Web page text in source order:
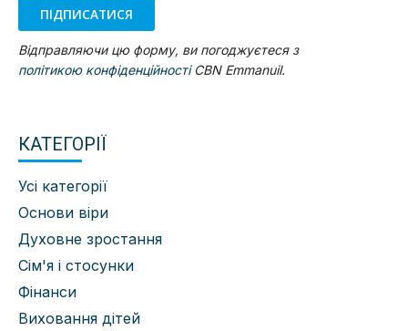
ПІДПИСАТИСЯ
Відправляючи цю форму, ви погоджуєтеся з
політикою конфіденційностіCBN Emmanuil.
КАТЕГОРІЇ
Усі категорії
Основи віри
Духовне зростання
Сім'я і стосунки
Фінанси
Виховання дітей